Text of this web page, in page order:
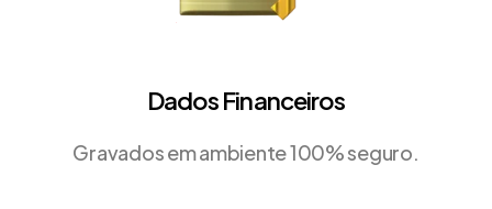
Dados Financeiros
Gravados em ambiente 100% seguro.